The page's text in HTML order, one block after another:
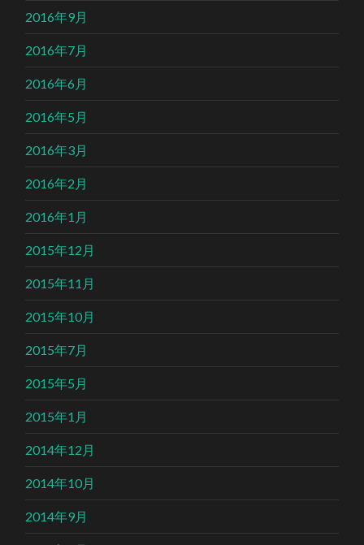
2016年9月
2016年7月
2016年6月
2016年5月
2016年3月
2016年2月
2016年1月
2015年12月
2015年11月
2015年10月
2015年7月
2015年5月
2015年1月
2014年12月
2014年10月
2014年9月